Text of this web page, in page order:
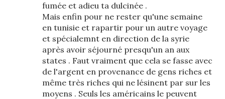
fumée et adieu ta dulcinée .
Mais enfin pour ne rester qu'une semaine
en tunisie et rapartir pour un autre voyage
et spécialemnt en direction de la syrie
après avoir séjourné presqu'un an aux
states . Faut vraiment que cela se fasse avec
de l'argent en provenance de gens riches et
même très riches qui ne lésinent par sur les
moyens . Seuls les américains le peuvent